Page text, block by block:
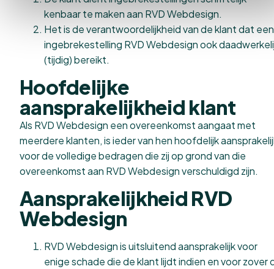
kenbaar te maken aan RVD Webdesign.
Het is de verantwoordelijkheid van de klant dat een
ingebrekestelling RVD Webdesign ook
(tijdig) bereikt.
Hoofdelijke
aansprakelijkheid klant
Als RVD Webdesign een overeenkomst aangaat met
meerdere klanten, is ieder van hen hoofdelijk
voor de volledige bedragen die zij op grond van die
overeenkomst aan RVD Webdesign verschuldigd zijn.
Aansprakelijkheid RVD
Webdesign
RVD Webdesign is uitsluitend aansprakelijk voor
enige schade die de klant lijdt indien en voor zover